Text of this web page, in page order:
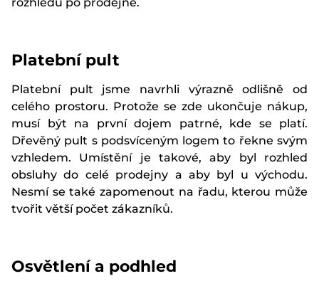
Platební pult
Platební pult jsme navrhli výrazně odlišně od
celého prostoru. Protože se zde ukončuje nákup,
musí být na první dojem patrné, kde se platí.
Dřevěný pult s podsvíceným logem to řekne svým
vzhledem. Umístění je takové, aby byl rozhled
obsluhy do celé prodejny a aby byl u východu.
Nesmí se také zapomenout na řadu, kterou může
tvořit větší počet zákazníků.
Osvětlení a podhled